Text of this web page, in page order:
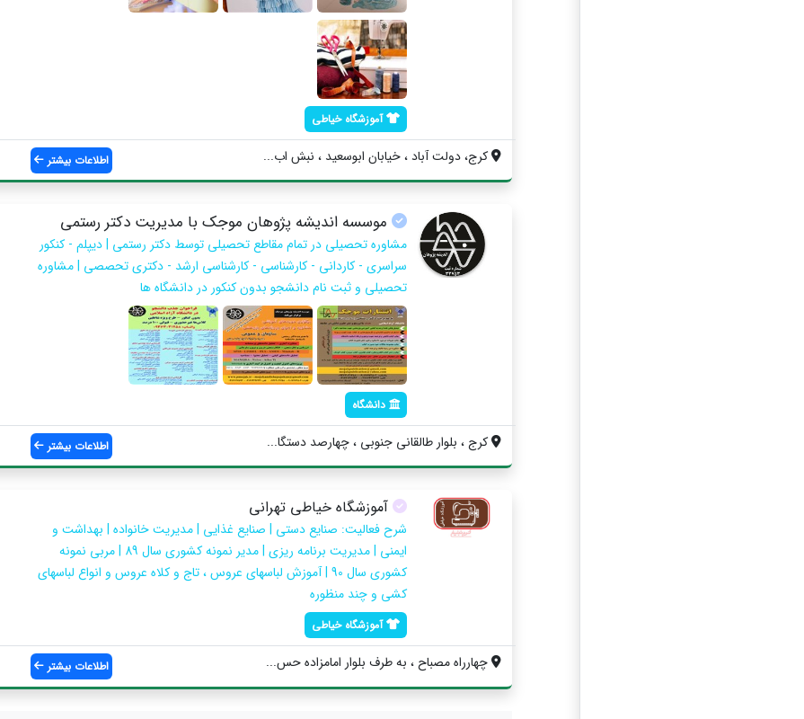
آموزشگاه خیاطی
کرج، دولت آباد ، خیابان ابوسعید ، نبش اب... اطلاعات بیشتر
موسسه اندیشه پژوهان موجک با مدیریت دکتر رستمی
مشاوره تحصیلی در تمام مقاطع تحصیلی توسط دکتر رستمی | دیپلم - کنکور
سراسری - کاردانی - کارشناسی - کارشناسی ارشد - دکتری تحصصی | مشاوره
تحصیلی و ثبت نام دانشجو بدون کنکور در دانشگاه ها
دانشگاه
کرج ، بلوار طالقانی جنوبی ، چهارصد دستگا... اطلاعات بیشتر
آموزشگاه خیاطی تهرانی
شرح فعالیت: صنایع دستی | صنایع غذایی | مدیریت خانواده | بهداشت و
ایمنی | مدیریت برنامه ریزی | مدیر نمونه کشوری سال 89 | مربی نمونه
کشوری سال 90 | آموزش لباسهای عروس ، تاج و کلاه عروس و انواع لباسهای
کشی و چند منظوره
آموزشگاه خیاطی
چهارراه مصباح ، به طرف بلوار امامزاده حس... اطلاعات بیشتر